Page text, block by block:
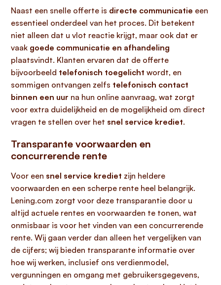
Naast een snelle offerte is directe communicatie een
essentieel onderdeel van het proces. Dit betekent
niet alleen dat u vlot reactie krijgt, maar ook dat er
vaak goede communicatie en afhandeling
plaatsvindt. Klanten ervaren dat de offerte
bijvoorbeeld telefonisch toegelicht wordt, en
sommigen ontvangen zelfs telefonisch contact
binnen een uur na hun online aanvraag, wat zorgt
voor extra duidelijkheid en de mogelijkheid om direct
vragen te stellen over het snel service krediet.
Transparante voorwaarden en
concurrerende rente
Voor een snel service krediet zijn heldere
voorwaarden en een scherpe rente heel belangrijk.
Lening.com zorgt voor deze transparantie door u
altijd actuele rentes en voorwaarden te tonen, wat
onmisbaar is voor het vinden van een concurrerende
rente. Wij gaan verder dan alleen het vergelijken van
de cijfers; wij bieden transparante informatie over
hoe wij werken, inclusief ons verdienmodel,
vergunningen en omgang met gebruikersgegevens,